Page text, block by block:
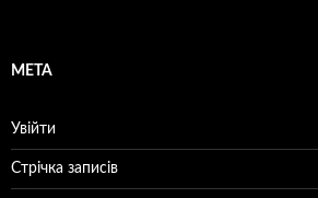
МЕТА
Увійти
Стрічка записів